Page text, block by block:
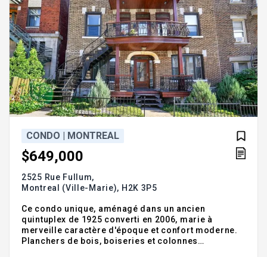
CONDO | MONTREAL
$649,000
2525 Rue Fullum,
Montreal (Ville-Marie), H2K 3P5
Ce condo unique, aménagé dans un ancien
quintuplex de 1925 converti en 2006, marie à
merveille caractère d'époque et confort moderne.
Planchers de bois, boiseries et colonnes